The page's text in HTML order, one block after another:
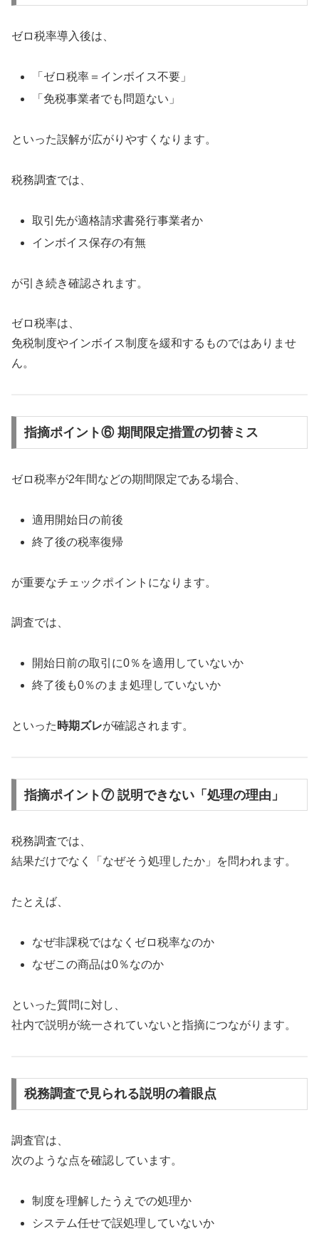
ゼロ税率導入後は、
「ゼロ税率＝インボイス不要」
「免税事業者でも問題ない」
といった誤解が広がりやすくなります。
税務調査では、
取引先が適格請求書発行事業者か
インボイス保存の有無
が引き続き確認されます。
ゼロ税率は、
免税制度やインボイス制度を緩和するものではありませ
ん。
指摘ポイント⑥ 期間限定措置の切替ミス
ゼロ税率が2年間などの期間限定である場合、
適用開始日の前後
終了後の税率復帰
が重要なチェックポイントになります。
調査では、
開始日前の取引に0％を適用していないか
終了後も0％のまま処理していないか
といった 時期ズレが確認されます。
指摘ポイント⑦ 説明できない「処理の理由」
税務調査では、
結果だけでなく「なぜそう処理したか」を問われます。
たとえば、
なぜ非課税ではなくゼロ税率なのか
なぜこの商品は0％なのか
といった質問に対し、
社内で説明が統一されていないと指摘につながります。
税務調査で見られる説明の着眼点
調査官は、
次のような点を確認しています。
制度を理解したうえでの処理か
システム任せで誤処理していないか